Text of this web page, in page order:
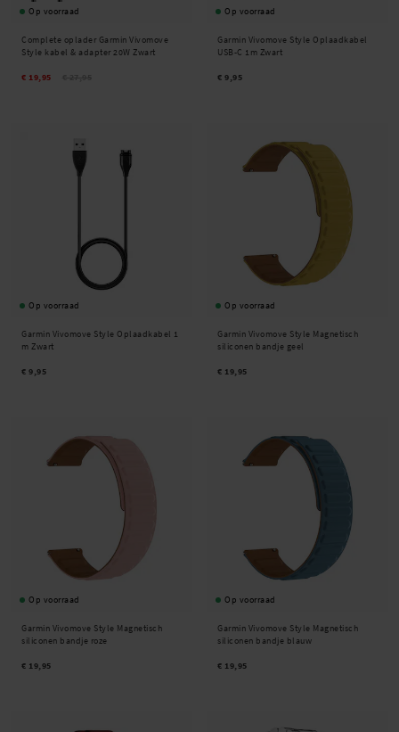
Op voorraad
Complete oplader Garmin Vivomove
Style kabel & adapter 20W Zwart
€ 19,95
Op voorraad
Garmin Vivomove Style Oplaadkabel
USB-C 1m Zwart
€ 9,95
Op voorraad
Garmin Vivomove Style Oplaadkabel 1
m Zwart
€ 9,95
Op voorraad
Garmin Vivomove Style Magnetisch
siliconen bandje geel
€ 19,95
Op voorraad
Garmin Vivomove Style Magnetisch
siliconen bandje roze
€ 19,95
Op voorraad
Garmin Vivomove Style Magnetisch
siliconen bandje blauw
€ 19,95